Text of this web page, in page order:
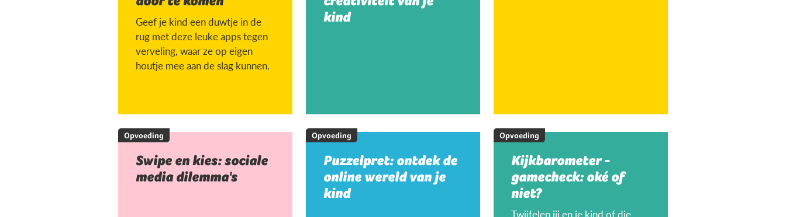
Geef je kind een duwtje in de
rug met deze leuke apps tegen
verveling, waar ze op eigen
houtje mee aan de slag kunnen.
kind
Opvoeding
Swipe en kies: sociale
media dilemma's
Opvoeding
Puzzelpret: ontdek de
online wereld van je
kind
Opvoeding
Kijkbarometer -
gamecheck: oké of
niet?
Twijfelen jij en je kind of die